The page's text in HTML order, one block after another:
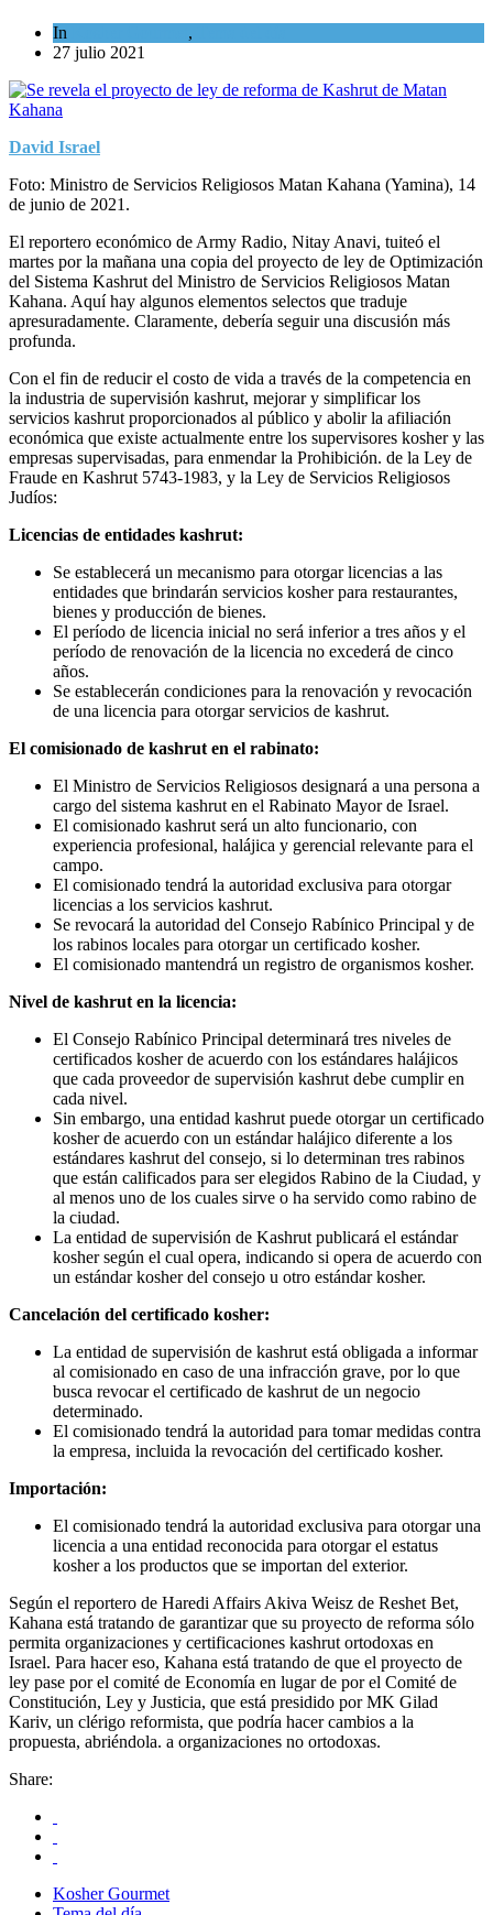
In ,
27 julio 2021
David Israel
Foto: Ministro de Servicios Religiosos Matan Kahana (Yamina), 14
de junio de 2021.
El reportero económico de Army Radio, Nitay Anavi, tuiteó el
martes por la mañana una copia del proyecto de ley de Optimización
del Sistema Kashrut del Ministro de Servicios Religiosos Matan
Kahana. Aquí hay algunos elementos selectos que traduje
apresuradamente. Claramente, debería seguir una discusión más
profunda.
Con el fin de reducir el costo de vida a través de la competencia en
la industria de supervisión kashrut, mejorar y simplificar los
servicios kashrut proporcionados al público y abolir la afiliación
económica que existe actualmente entre los supervisores kosher y las
empresas supervisadas, para enmendar la Prohibición. de la Ley de
Fraude en Kashrut 5743-1983, y la Ley de Servicios Religiosos
Judíos:
Licencias de entidades kashrut:
Se establecerá un mecanismo para otorgar licencias a las
entidades que brindarán servicios kosher para restaurantes,
bienes y producción de bienes.
El período de licencia inicial no será inferior a tres años y el
período de renovación de la licencia no excederá de cinco
años.
Se establecerán condiciones para la renovación y revocación
de una licencia para otorgar servicios de kashrut.
El comisionado de kashrut en el rabinato:
El Ministro de Servicios Religiosos designará a una persona a
cargo del sistema kashrut en el Rabinato Mayor de Israel.
El comisionado kashrut será un alto funcionario, con
experiencia profesional, halájica y gerencial relevante para el
campo.
El comisionado tendrá la autoridad exclusiva para otorgar
licencias a los servicios kashrut.
Se revocará la autoridad del Consejo Rabínico Principal y de
los rabinos locales para otorgar un certificado kosher.
El comisionado mantendrá un registro de organismos kosher.
Nivel de kashrut en la licencia:
El Consejo Rabínico Principal determinará tres niveles de
certificados kosher de acuerdo con los estándares halájicos
que cada proveedor de supervisión kashrut debe cumplir en
cada nivel.
Sin embargo, una entidad kashrut puede otorgar un certificado
kosher de acuerdo con un estándar halájico diferente a los
estándares kashrut del consejo, si lo determinan tres rabinos
que están calificados para ser elegidos Rabino de la Ciudad, y
al menos uno de los cuales sirve o ha servido como rabino de
la ciudad.
La entidad de supervisión de Kashrut publicará el estándar
kosher según el cual opera, indicando si opera de acuerdo con
un estándar kosher del consejo u otro estándar kosher.
Cancelación del certificado kosher:
La entidad de supervisión de kashrut está obligada a informar
al comisionado en caso de una infracción grave, por lo que
busca revocar el certificado de kashrut de un negocio
determinado.
El comisionado tendrá la autoridad para tomar medidas contra
la empresa, incluida la revocación del certificado kosher.
Importación:
El comisionado tendrá la autoridad exclusiva para otorgar una
licencia a una entidad reconocida para otorgar el estatus
kosher a los productos que se importan del exterior.
Según el reportero de Haredi Affairs Akiva Weisz de Reshet Bet,
Kahana está tratando de garantizar que su proyecto de reforma sólo
permita organizaciones y certificaciones kashrut ortodoxas en
Israel. Para hacer eso, Kahana está tratando de que el proyecto de
ley pase por el comité de Economía en lugar de por el Comité de
Constitución, Ley y Justicia, que está presidido por MK Gilad
Kariv, un clérigo reformista, que podría hacer cambios a la
propuesta, abriéndola. a organizaciones no ortodoxas.
Share:
Kosher Gourmet